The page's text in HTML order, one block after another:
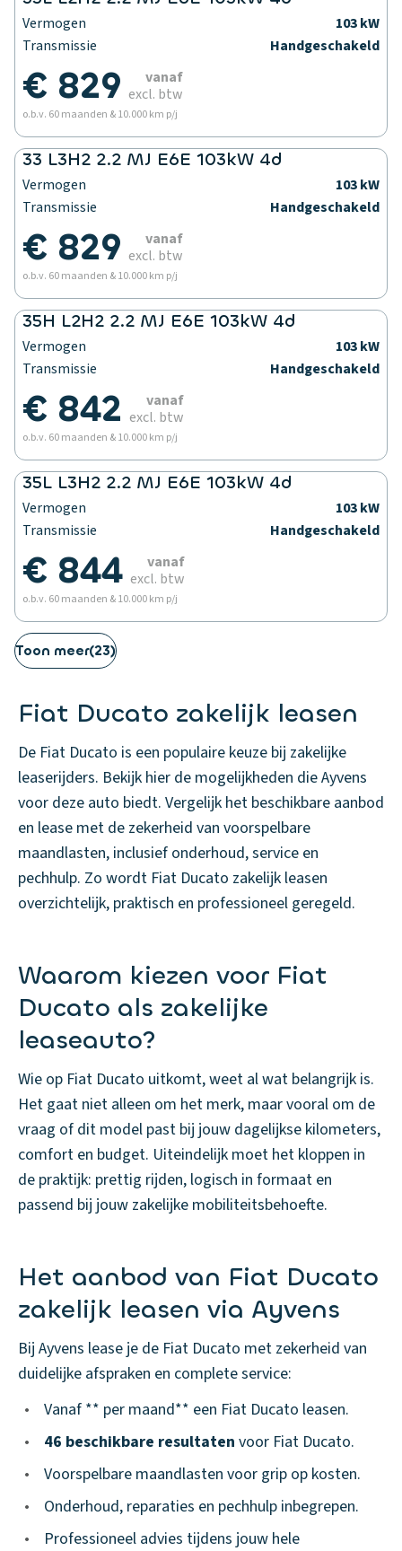
Vermogen
103 kW
Transmissie
Handgeschakeld
€ 829
vanaf
excl. btw
o.b.v. 60 maanden & 10.000 km p/j
33 L3H2 2.2 MJ E6E 103kW 4d
Vermogen
103 kW
Transmissie
Handgeschakeld
€ 829
vanaf
excl. btw
o.b.v. 60 maanden & 10.000 km p/j
35H L2H2 2.2 MJ E6E 103kW 4d
Vermogen
103 kW
Transmissie
Handgeschakeld
€ 842
vanaf
excl. btw
o.b.v. 60 maanden & 10.000 km p/j
35L L3H2 2.2 MJ E6E 103kW 4d
Vermogen
103 kW
Transmissie
Handgeschakeld
€ 844
vanaf
excl. btw
o.b.v. 60 maanden & 10.000 km p/j
Toon meer(23)
Fiat Ducato zakelijk leasen
De Fiat Ducato is een populaire keuze bij zakelijke
leaserijders. Bekijk hier de mogelijkheden die Ayvens
voor deze auto biedt. Vergelijk het beschikbare aanbod
en lease met de zekerheid van voorspelbare
maandlasten, inclusief onderhoud, service en
pechhulp. Zo wordt Fiat Ducato zakelijk leasen
overzichtelijk, praktisch en professioneel geregeld.
Waarom kiezen voor Fiat
Ducato als zakelijke
leaseauto?
Wie op Fiat Ducato uitkomt, weet al wat belangrijk is.
Het gaat niet alleen om het merk, maar vooral om de
vraag of dit model past bij jouw dagelijkse kilometers,
comfort en budget. Uiteindelijk moet het kloppen in
de praktijk: prettig rijden, logisch in formaat en
passend bij jouw zakelijke mobiliteitsbehoefte.
Het aanbod van Fiat Ducato
zakelijk leasen via Ayvens
Bij Ayvens lease je de Fiat Ducato met zekerheid van
duidelijke afspraken en complete service:
•
Vanaf ** per maand** een Fiat Ducato leasen.
•
46 beschikbare resultaten voor Fiat Ducato.
•
Voorspelbare maandlasten voor grip op kosten.
•
Onderhoud, reparaties en pechhulp inbegrepen.
•
Professioneel advies tijdens jouw hele